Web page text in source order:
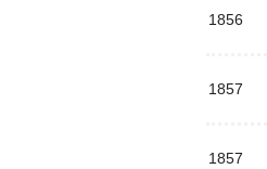
1856
1857
1857